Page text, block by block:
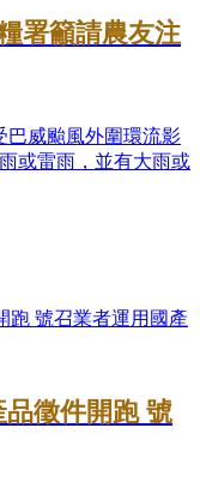
署籲請農友注
威颱風外圍環流影
或雷雨，並有大雨或
品徵件開跑 號